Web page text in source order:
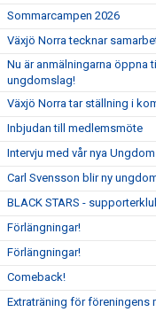
Sommarcampen 2026
Växjö Norra tecknar
Nu är anmälningarna öppna
ungdomslag!
Växjö Norra tar ställning i
Inbjudan till medlemsmöte
Intervju med vår nya
Carl Svensson blir ny
BLACK STARS -
Förlängningar!
Förlängningar!
Comeback!
Extraträning för föreningens